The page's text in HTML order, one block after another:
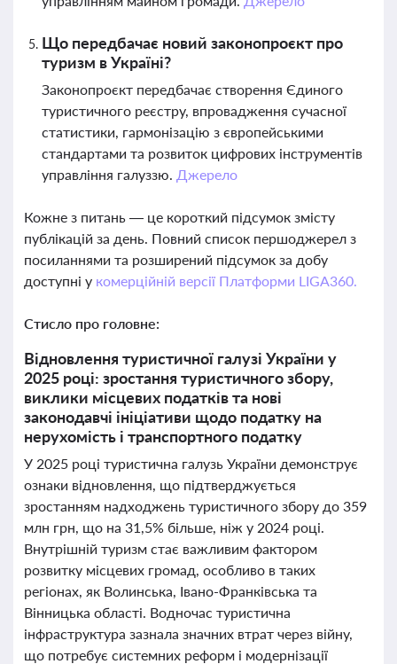
Що передбачає новий законопроєкт про
туризм в Україні?
Законопроєкт передбачає створення Єдиного
туристичного реєстру, впровадження сучасної
статистики, гармонізацію з європейськими
стандартами та розвиток цифрових інструментів
управління галуззю. Джерело
Кожне з питань — це короткий підсумок змісту
публікацій за день. Повний список першоджерел з
посиланнями та розширений підсумок за добу
доступні у комерційній версії Платформи LIGA360.
Стисло про головне:
Відновлення туристичної галузі України у
2025 році: зростання туристичного збору,
виклики місцевих податків та нові
законодавчі ініціативи щодо податку на
нерухомість і транспортного податку
У 2025 році туристична галузь України демонструє
ознаки відновлення, що підтверджується
зростанням надходжень туристичного збору до 359
млн грн, що на 31,5% більше, ніж у 2024 році.
Внутрішній туризм стає важливим фактором
розвитку місцевих громад, особливо в таких
регіонах, як Волинська, Івано-Франківська та
Вінницька області. Водночас туристична
інфраструктура зазнала значних втрат через війну,
що потребує системних реформ і модернізації